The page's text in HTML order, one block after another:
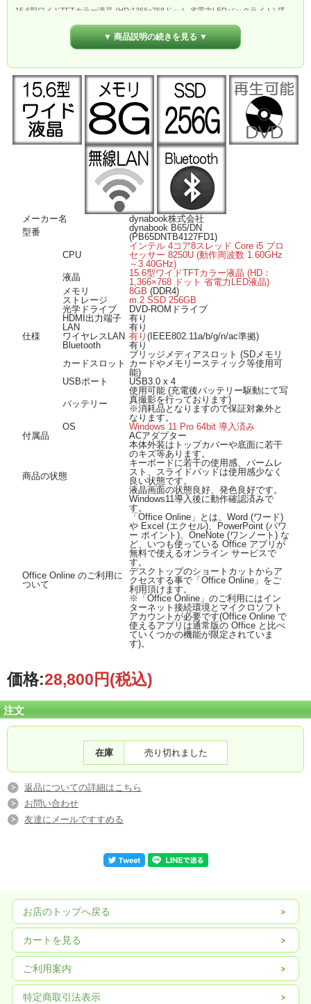
15.6型ワイドTFTカラー液晶 (HD:1366×768ドット 省電力LEDバックライト) 搭
■ ワイヤレスLAN搭載 ■
無線LAN規格「IEEE802.11ac」に対応したワイヤレスLAN搭載なので、ワイヤレ
Bluetooth搭載ですのでマウスやヘッドホンなどの様々な対応機器がワイヤレスで
繋がります。
■ Windows 11 導入済み ■
OSは Windows 11 Pro 64bit 導入済み。届いてすぐにWindows11をご使用いただけ
ます。
■ オススメのポイント ■
ストレージはOSやアプリ起動が超高速なm.2SSD256GB搭載ですので快適に動作
HDMI出力端子付きなので、リビングの大画面液晶テレビにも出力可能。
DVD-ROMドライブを搭載、お手持ちのDVDメディアのソフトのインストールも
ブリッジメディアスロット搭載で、SDカードメディアの読み込みや書き込みが可
能。
キーボードはテンキー付き、表計算ソフトなどでの数字入力が快適に行えます。
▼ 商品説明の続きを見る ▼
メーカー名
dynabook株式会社
型番
dynabook B65/DN
(PB65DNTB4127FD1)
仕様
CPU
インテル 4コア8スレッド Core i5 プロ
セッサー 8250U (動作周波数 1.60GHz
～3.40GHz)
液晶
15.6型ワイドTFTカラー液晶 (HD：
1,366×768 ドット 省電力LED液晶)
メモリ
8GB (DDR4)
ストレージ
m.2 SSD 256GB
光学ドライブ
DVD-ROMドライブ
HDMI出力端子
有り
LAN
有り
ワイヤレスLAN 有り (IEEE802.11a/b/g/n/ac準拠)
Bluetooth
有り
カードスロット
ブリッジメディアスロット (SDメモリ
カードやメモリースティック等使用可
能)
USBポート
USB3.0 x 4
バッテリー
使用可能 (充電後バッテリー駆動にて写
真撮影を行っております)
※消耗品となりますので保証対象外と
なります。
OS
Windows 11 Pro 64bit 導入済み
付属品
ACアダプター
商品の状態
本体外装はトップカバーや底面に若干
のキズ等あります。
キーボードに若干の使用感、パームレ
スト、スライドパッドは使用感少なく
良い状態です。
液晶画面の状態良好、発色良好です。
Windows11導入後に動作確認済みで
す。
Office Online のご利用に
ついて
「Office Online」とは、Word (ワード)
や Excel (エクセル)、PowerPoint (パワ
ー ポイント)、OneNote (ワンノート) な
ど、いつも使っている Office アプリが
無料で使えるオンライン サービスで
す。
デスクトップのショートカットからア
クセスする事で「Office Online」をご
利用頂けます。
※「Office Online」のご利用にはイン
ターネット接続環境とマイクロソフト
アカウントが必要です(Office Online で
使えるアプリは通常版の Office と比べ
ていくつかの機能が限定されていま
す)。
価格:28,800円(税込)
注文
在庫 売り切れました
返品についての詳細はこちら
お問い合わせ
友達にメールですすめる
お店のトップへ戻る
カートを見る
ご利用案内
特定商取引法表示